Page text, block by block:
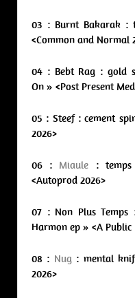
03 : Burnt Bakarak :
<Common and Normal
04 : Bebt Rag : gold
On » <Post Present
05 : Steef : cement
2026>
06 : Miaule :
<Autoprod 2026>
07 : Non Plus
Harmon ep » <A
08 : Nug: mental
2026>